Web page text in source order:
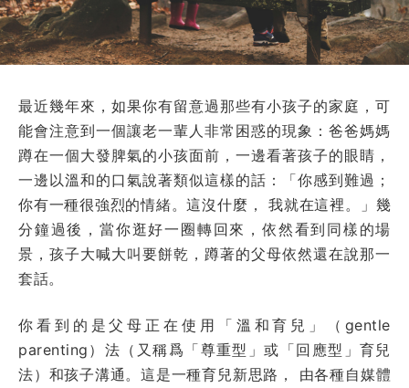
最近幾年來，如果你有留意過那些有小孩子的家庭，可
能會注意到一個讓老一輩人非常困惑的現象：爸爸媽媽
蹲在一個大發脾氣的小孩面前，一邊看著孩子的眼睛，
一邊以溫和的口氣說著類似這樣的話：「你感到難過；
你有一種很強烈的情緒。這沒什麼， 我就在這裡。」幾
分鐘過後，當你逛好一圈轉回來，依然看到同樣的場
景，孩子大喊大叫要餅乾，蹲著的父母依然還在說那一
套話。
你看到的是父母正在使用「溫和育兒」（gentle
parenting）法（又稱爲「尊重型」或「回應型」育兒
法）和孩子溝通。這是一種育兒新思路， 由各種自媒體